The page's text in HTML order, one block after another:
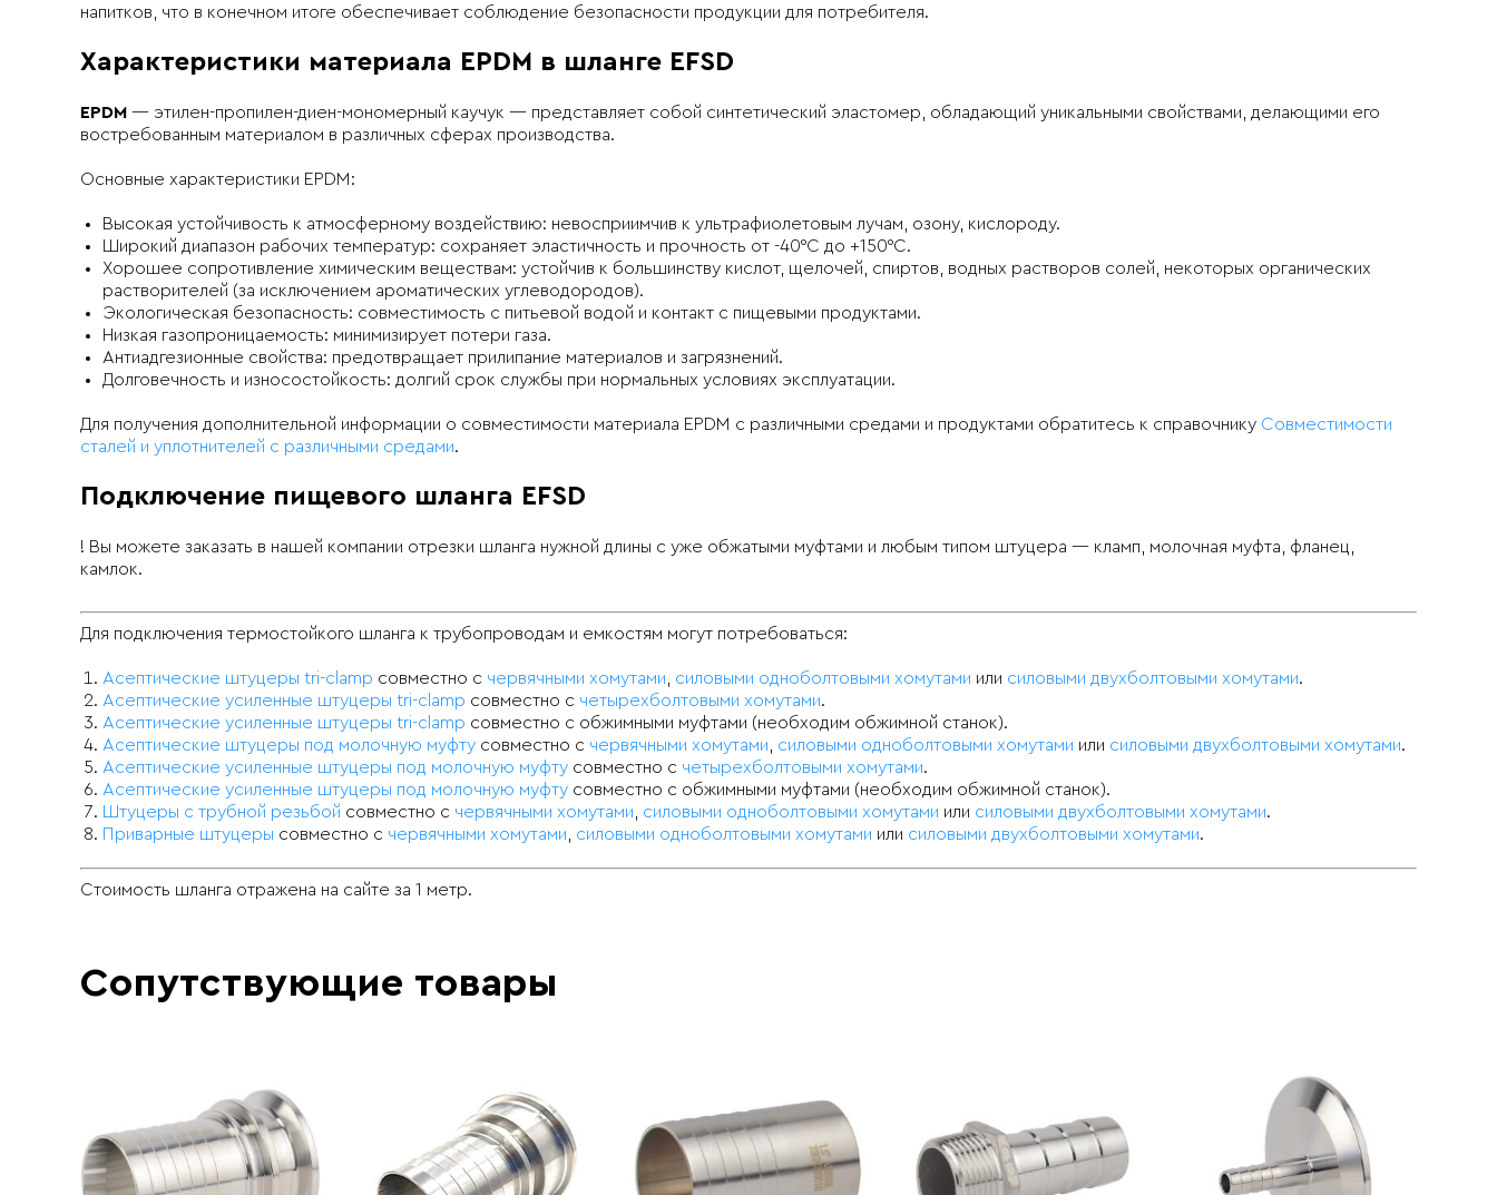
напитков, что в конечном итоге обеспечивает соблюдение безопасности продукции для потребителя.
Характеристики материала EPDM в шланге EFSD
EPDM — этилен-пропилен-диен-мономерный каучук — представляет собой синтетический эластомер, обладающий уникальными свойствами, делающими его
востребованным материалом в различных сферах производства.
Основные характеристики EPDM:
Высокая устойчивость к атмосферному воздействию: невосприимчив к ультрафиолетовым лучам, озону, кислороду.
Широкий диапазон рабочих температур: сохраняет эластичность и прочность от -40°C до +150°C.
Хорошее сопротивление химическим веществам: устойчив к большинству кислот, щелочей, спиртов, водных растворов солей, некоторых органических
растворителей (за исключением ароматических углеводородов).
Экологическая безопасность: совместимость с питьевой водой и контакт с пищевыми продуктами.
Низкая газопроницаемость: минимизирует потери газа.
Антиадгезионные свойства: предотвращает прилипание материалов и загрязнений.
Долговечность и износостойкость: долгий срок службы при нормальных условиях эксплуатации.
Для получения дополнительной информации о совместимости материала EPDM с различными средами и продуктами обратитесь к справочнику Совместимости
сталей и уплотнителей с различными средами.
Подключение пищевого шланга EFSD
! Вы можете заказать в нашей компании отрезки шланга нужной длины с уже обжатыми муфтами и любым типом штуцера — кламп, молочная муфта, фланец,
камлок.
Для подключения термостойкого шланга к трубопроводам и емкостям могут потребоваться:
Асептические штуцеры tri-clamp совместно с червячными хомутами силовыми одноболтовыми хомутами или силовыми двухболтовыми хомутами.
Асептические усиленные штуцеры tri-clamp совместно с четырехболтовыми хомутами.
Асептические усиленные штуцеры tri-clamp совместно с обжимными муфтами (необходим обжимной станок).
Асептические штуцеры под молочную муфту совместно с червячными хомутами силовыми одноболтовыми хомутами или силовыми двухболтовыми хомутами.
Асептические усиленные штуцеры под молочную муфту совместно с четырехболтовыми хомутами.
Асептические усиленные штуцеры под молочную муфту совместно с обжимными муфтами (необходим обжимной станок).
Штуцеры с трубной резьбой совместно с червячными хомутами силовыми одноболтовыми хомутами или силовыми двухболтовыми хомутами.
Приварные штуцеры совместно с червячными хомутами силовыми одноболтовыми хомутами или силовыми двухболтовыми хомутами.
Стоимость шланга отражена на сайте за 1 метр.
Сопутствующие товары